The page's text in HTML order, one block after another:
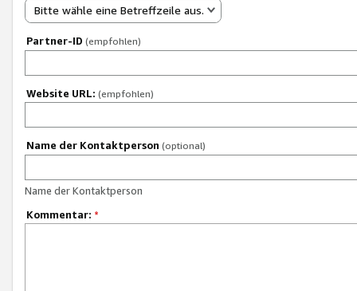
Bitte wähle eine Betreffzeile aus.
Partner-ID (empfohlen)
Website URL: (empfohlen)
Name der Kontaktperson (optional)
Name der Kontaktperson
Kommentar: *